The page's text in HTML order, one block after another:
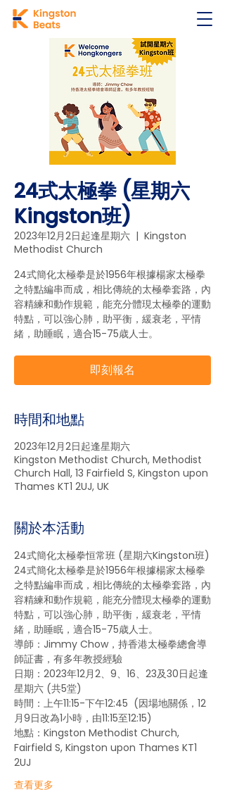
24式太極拳 (星期六
Kingston班)
2023年12月2日起逢星期六
  |
Kingston
Methodist Church
24式簡化太極拳是於1956年根據楊家太極拳
之特點編串而成，相比傳統的太極拳套路，內
容精練和動作規範，能充分體現太極拳的運動
特點，可以強心肺，助平衡，緩衰老，平情
緒，助睡眠，適合15-75歳人士。
即刻報名
時間和地點
2023年12月2日起逢星期六
Kingston Methodist Church, Methodist
Church Hall, 13 Fairfield S, Kingston upon
Thames KT1 2UJ, UK
關於本活動
24式簡化太極拳恒常班 (星期六Kingston班)
24式簡化太極拳是於1956年根據楊家太極拳
之特點編串而成，相比傳統的太極拳套路，內
容精練和動作規範，能充分體現太極拳的運動
特點，可以強心肺，助平衡，緩衰老，平情
緒，助睡眠，適合15-75歳人士。
導師：Jimmy Chow，持香港太極拳總會導
師証書，有多年教授經驗
日期：2023年12月2、9、16、23及30日起逢
星期六 (共5堂)
時間：上午11:15-下午12:45  (因場地關係，12
月9日改為1小時，由11:15至12:15)
地點：Kingston Methodist Church,
Fairfield S, Kingston upon Thames KT1
2UJ
查看更多